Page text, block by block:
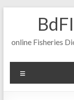
online Fisheries